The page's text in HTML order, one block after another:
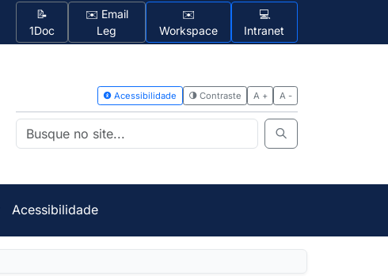
📝
1Doc
✉️ Email
Leg
✉️
Workspace
💻
Intranet
Acessibilidade